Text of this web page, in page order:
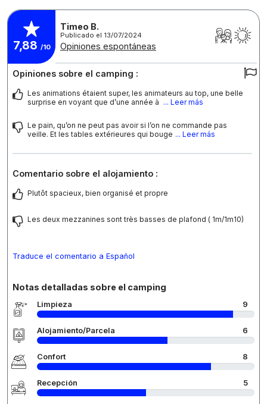
7,88 /10
Timeo B.
Publicado el 13/07/2024
Opiniones espontáneas
Opiniones sobre el camping :
Les animations étaient super, les animateurs au top, une belle
surprise en voyant que d’une année à ... Leer más
Le pain, qu’on ne peut pas avoir si l’on ne commande pas
veille. Et les tables extérieures qui bouge ... Leer más
Comentario sobre el alojamiento :
Plutôt spacieux, bien organisé et propre
Les deux mezzanines sont très basses de plafond ( 1m/1m10)
Traduce el comentario a Español
Notas detalladas sobre el camping
Limpieza 9
Alojamiento/Parcela 6
Confort 8
Recepción 5